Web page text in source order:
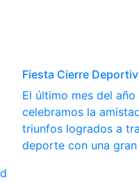
Fiesta Cierre
El último mes del año
celebramos la
triunfos logrados a
deporte con una